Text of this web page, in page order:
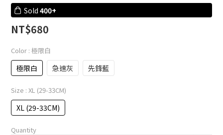
Sold 400+
NT$680
Color : 極限白
極限白 急速灰 先鋒藍
Size : XL (29-33CM)
XL (29-33CM)
Quantity